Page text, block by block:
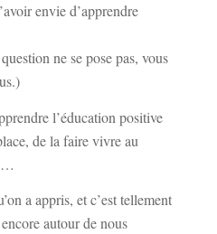
envie d’apprendre
ne se pose pas, vous
l’éducation positive
de la faire vivre au
a appris, et c’est tellement
autour de nous